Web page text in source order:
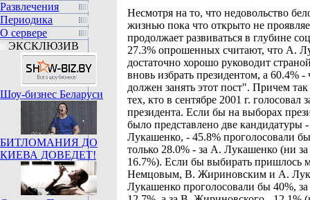
Развлечения
Периодика
О сервере
ЭКСКЛЮЗИВ
Шоу-бизнес Беларуси
БИТЛОМАНИЯ ДО
КИЕВА ДОВЕДЕТ!
Несмотря на то, что недовольство
жизнью пока что открыто не
продолжает развиваться в глубине
27.3% опрошенных считают, что А.
достаточно хорошо руководит
вновь избрать президентом, а 60.4% -
должен занять этот пост". Причем
тех, кто в сентябре 2001 г. голосовал
президента. Если бы на выборах
было представлено две
Лукашенко, - 45.8% проголосовали
только 28.0% - за А. Лукашенко (ни
16.7%). Если бы выбирать пришлось
Немцовым, В. Жириновским и А.
Лукашенко проголосовали бы 40%,